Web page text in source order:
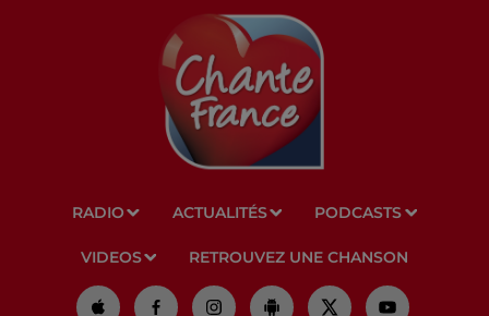
RADIO ACTUALITÉS PODCASTS
VIDEOS RETROUVEZ UNE CHANSON